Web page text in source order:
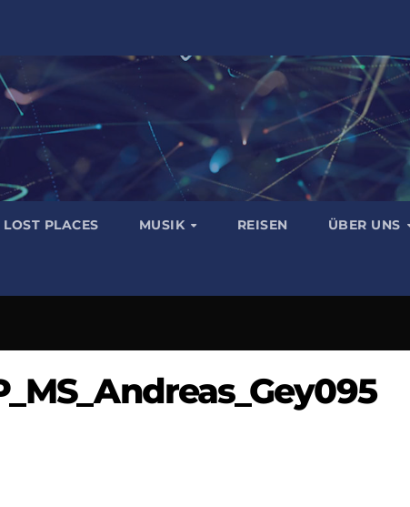
LOST PLACES MUSIK REISEN ÜBER UNS